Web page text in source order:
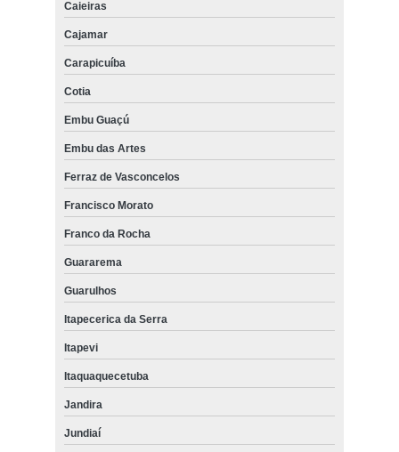
Caieiras
Cajamar
Carapicuíba
Cotia
Embu Guaçú
Embu das Artes
Ferraz de Vasconcelos
Francisco Morato
Franco da Rocha
Guararema
Guarulhos
Itapecerica da Serra
Itapevi
Itaquaquecetuba
Jandira
Jundiaí